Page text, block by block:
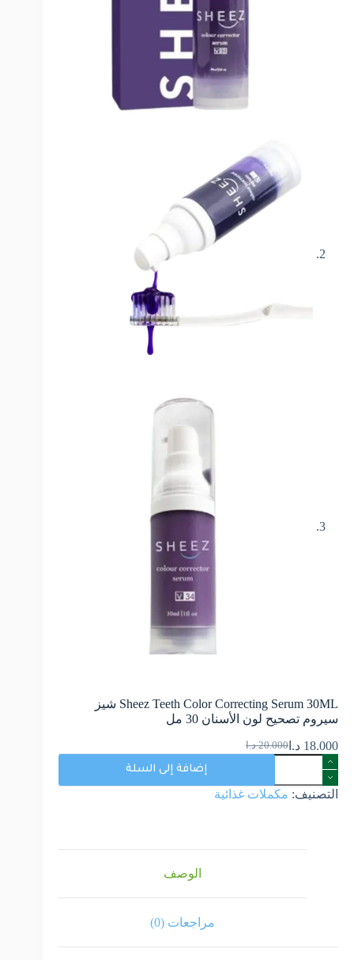
Sheez Teeth Color Correcting Serum 30ML شيز
سيروم تصحيح لون الأسنان 30 مل
20.000 د.ا 18.000 د.ا
إضافة إلى السلة
التصنيف: مكملات غذائية
الوصف
مراجعات (0)